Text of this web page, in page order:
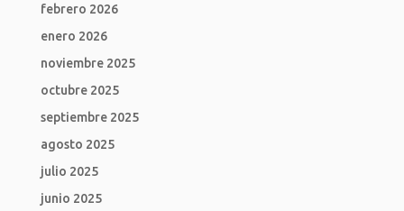
febrero 2026
enero 2026
noviembre 2025
octubre 2025
septiembre 2025
agosto 2025
julio 2025
junio 2025